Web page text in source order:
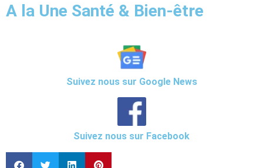
A la Une Santé & Bien-être
Suivez nous sur Google News
Suivez nous sur Facebook